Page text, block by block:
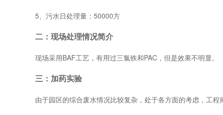
5、污水日处理量：50000方
二：现场处理情况简介
现场采用BAF工艺，有用过三氯铁和PAC，但是效果不明显。
三：加药实验
由于园区的综合废水情况比较复杂，处于各方面的考虑，工